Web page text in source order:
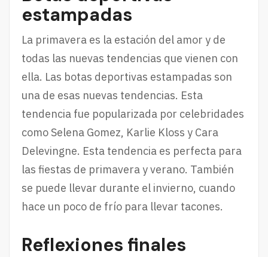
estampadas
La primavera es la estación del amor y de
todas las nuevas tendencias que vienen con
ella. Las botas deportivas estampadas son
una de esas nuevas tendencias. Esta
tendencia fue popularizada por celebridades
como Selena Gomez, Karlie Kloss y Cara
Delevingne. Esta tendencia es perfecta para
las fiestas de primavera y verano. También
se puede llevar durante el invierno, cuando
hace un poco de frío para llevar tacones.
Reflexiones finales